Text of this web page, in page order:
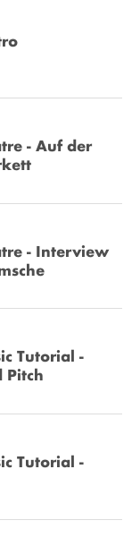
- Auf der
- Interview
Tutorial -
Pitch
Tutorial -